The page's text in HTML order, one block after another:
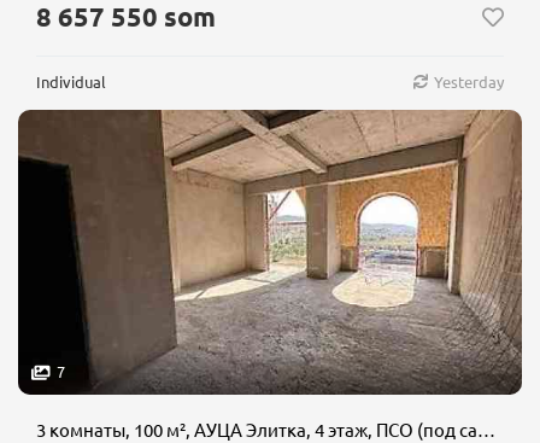
8 657 550 som
Individual Yesterday
7
3 комнаты, 100 м², АУЦА Элитка, 4 этаж, ПСО (под самоотделку)